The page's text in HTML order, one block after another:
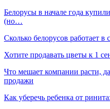
Белорусы в начале года
(но…
Сколько белорусов работает
Хотите продавать цветы к 1
Что мешает компании расти,
продажи
Как уберечь ребенка от